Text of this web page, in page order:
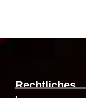
Rechtliches